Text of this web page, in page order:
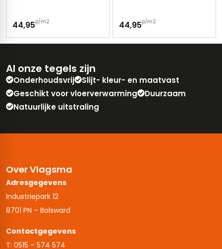
44,95p/m2 44,95p/m2
Al onze tegels zijn
Onderhoudsvrij
Slijt- kleur- en maatvast
Geschikt voor vloerverwarming
Duurzaam
Natuurlijke uitstraling
Over Vlagsma
Adresgegevens
Industriepark 12
8701 PN – Bolsward
Contactgegevens
T: 0515 – 574 574